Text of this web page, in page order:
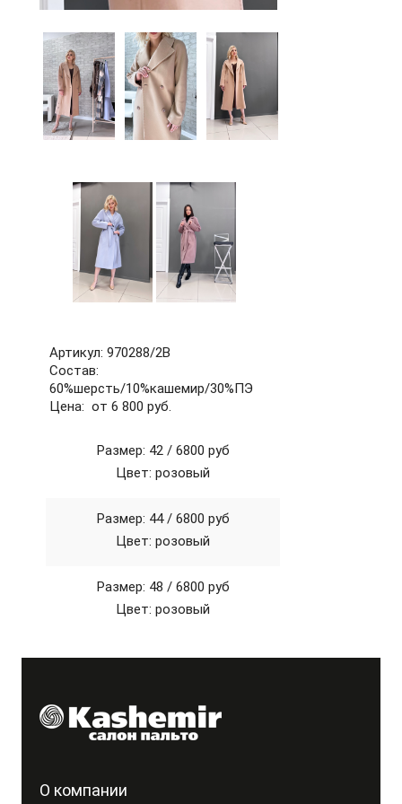
62
64
66
68
72
Артикул: 970288/2В
Состав:
60%шерсть/10%кашемир/30%ПЭ
Цена: от 6 800 руб.
Размер: 42 / 6800 руб
Цвет: розовый
Размер: 44 / 6800 руб
Цвет: розовый
Размер: 48 / 6800 руб
Цвет: розовый
О компании